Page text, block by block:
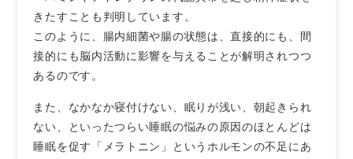
きたすことも判明しています。
このように、腸内細菌や腸の状態は、直接的にも、間
接的にも脳内活動に影響を与えることが解明されつつ
あるのです。
また、なかなか寝付けない、眠りが浅い、朝起きられ
ない、といったつらい睡眠の悩みの原因のほとんどは
睡眠を促す「メラトニン」というホルモンの不足にあ